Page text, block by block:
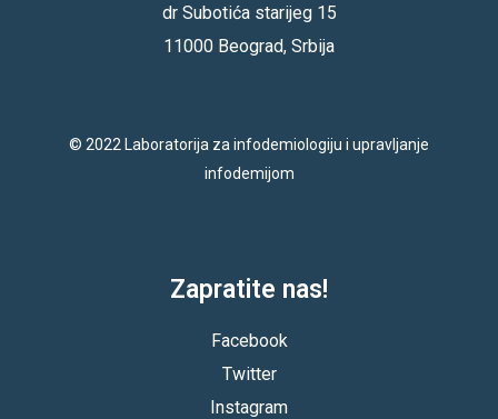
dr Subotića starijeg 15
11000 Beograd, Srbija
© 2022 Laboratorija za infodemiologiju i upravljanje
infodemijom
Zapratite nas!
Facebook
Twitter
Instagram